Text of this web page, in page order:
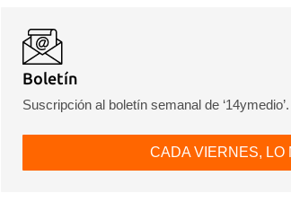
Boletín
Suscripción al boletín semanal de ‘14ymedio’.
CADA VIERNES, LO